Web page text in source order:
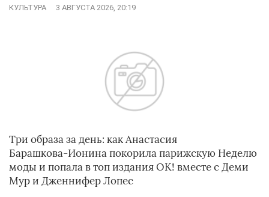
КУЛЬТУРА 3 АВГУСТА 2026, 20:19
Три образа за день: как Анастасия
Барашкова‑Ионина покорила парижскую Неделю
моды и попала в топ издания ОК! вместе с Деми
Мур и Дженнифер Лопес